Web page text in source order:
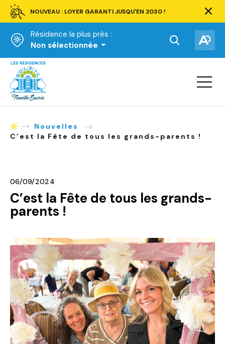
NOUVEAU : LOYER GARANTI JUSQU'EN 2030 !
barre
Résidence la plus près :
Non sélectionnée
Ouvrir
la
recherche.
la
Accueil
Ouvrir
la
AccueilNouvelles
C’est la Fête de tous les grands-parents !
06/09/2024
C’est la Fête de tous les grands-
parents !